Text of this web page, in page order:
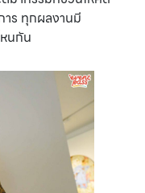
ร ทุกผลงานมี
นกัน